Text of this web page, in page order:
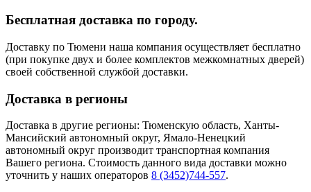
Бесплатная доставка по городу.
Доставку по Тюмени наша компания осуществляет бесплатно
(при покупке двух и более комплектов межкомнатных дверей)
своей собственной службой доставки.
Доставка в регионы
Доставка в другие регионы: Тюменскую область, Ханты-
Мансийский автономный округ, Ямало-Ненецкий
автономный округ производит транспортная компания
Вашего региона. Стоимость данного вида доставки можно
уточнить у наших операторов 8 (3452)744-557.